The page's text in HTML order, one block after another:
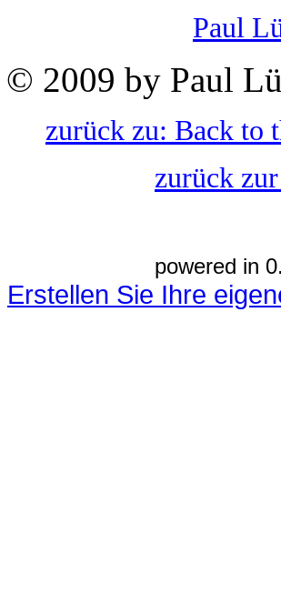
Paul
© 2009 by Paul
zurück zu: Back to
zurück
powered in
Erstellen Sie Ihre